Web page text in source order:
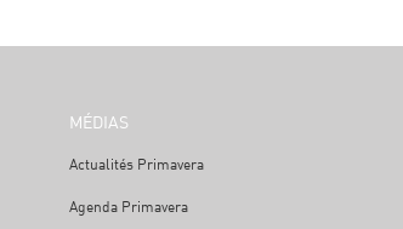
MÉDIAS
Actualités Primavera
Agenda Primavera